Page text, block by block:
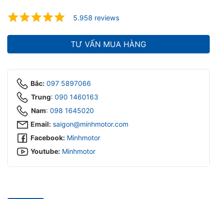
5.958 reviews
TƯ VẤN MUA HÀNG
Bắc: 097 5897066
Trung: 090 1460163
Nam: 098 1645020‬
Email: saigon@minhmotor.com
Facebook: Minhmotor
Youtube: Minhmotor